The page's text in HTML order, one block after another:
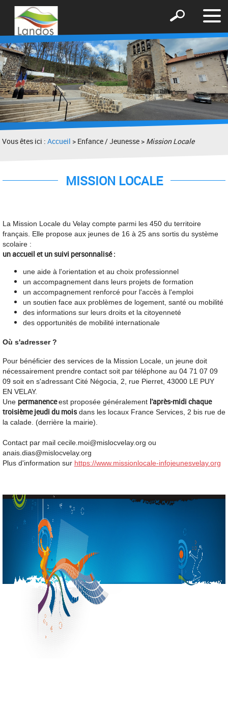
le
Afficher
formulaire
de
recherche
Vous êtes ici :Accueil > Enfance / Jeunesse > Mission Locale
MISSION LOCALE
La Mission Locale du Velay compte parmi les 450 du territoire
français. Elle propose aux jeunes de 16 à 25 ans sortis du système
scolaire :
un accueil et un suivi personnalisé :
une aide à l'orientation et au choix professionnel
un accompagnement dans leurs projets de formation
un accompagnement renforcé pour l'accès à l'emploi
un soutien face aux problèmes de logement, santé ou mobilité
des informations sur leurs droits et la citoyenneté
des opportunités de mobilité internationale
Où s'adresser ?
Pour bénéficier des services de la Mission Locale, un jeune doit
nécessairement prendre contact soit par téléphone au 04 71 07 09
09 soit en s'adressant Cité Négocia, 2, rue Pierret, 43000 LE PUY
EN VELAY.
Une permanenceest proposée généralement l'après-midi chaque
troisième jeudi du moisdans les locaux France Services, 2 bis rue de
la calade. (derrière la mairie).
Contact par mail cecile.moi@mislocvelay.org ou
anais.dias@mislocvelay.org
Plus d'information sur https://www.missionlocale-infojeunesvelay.org